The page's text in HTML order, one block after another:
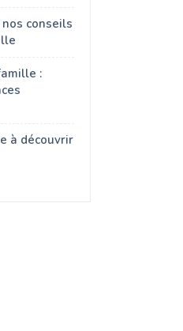
conseils
:
à découvrir